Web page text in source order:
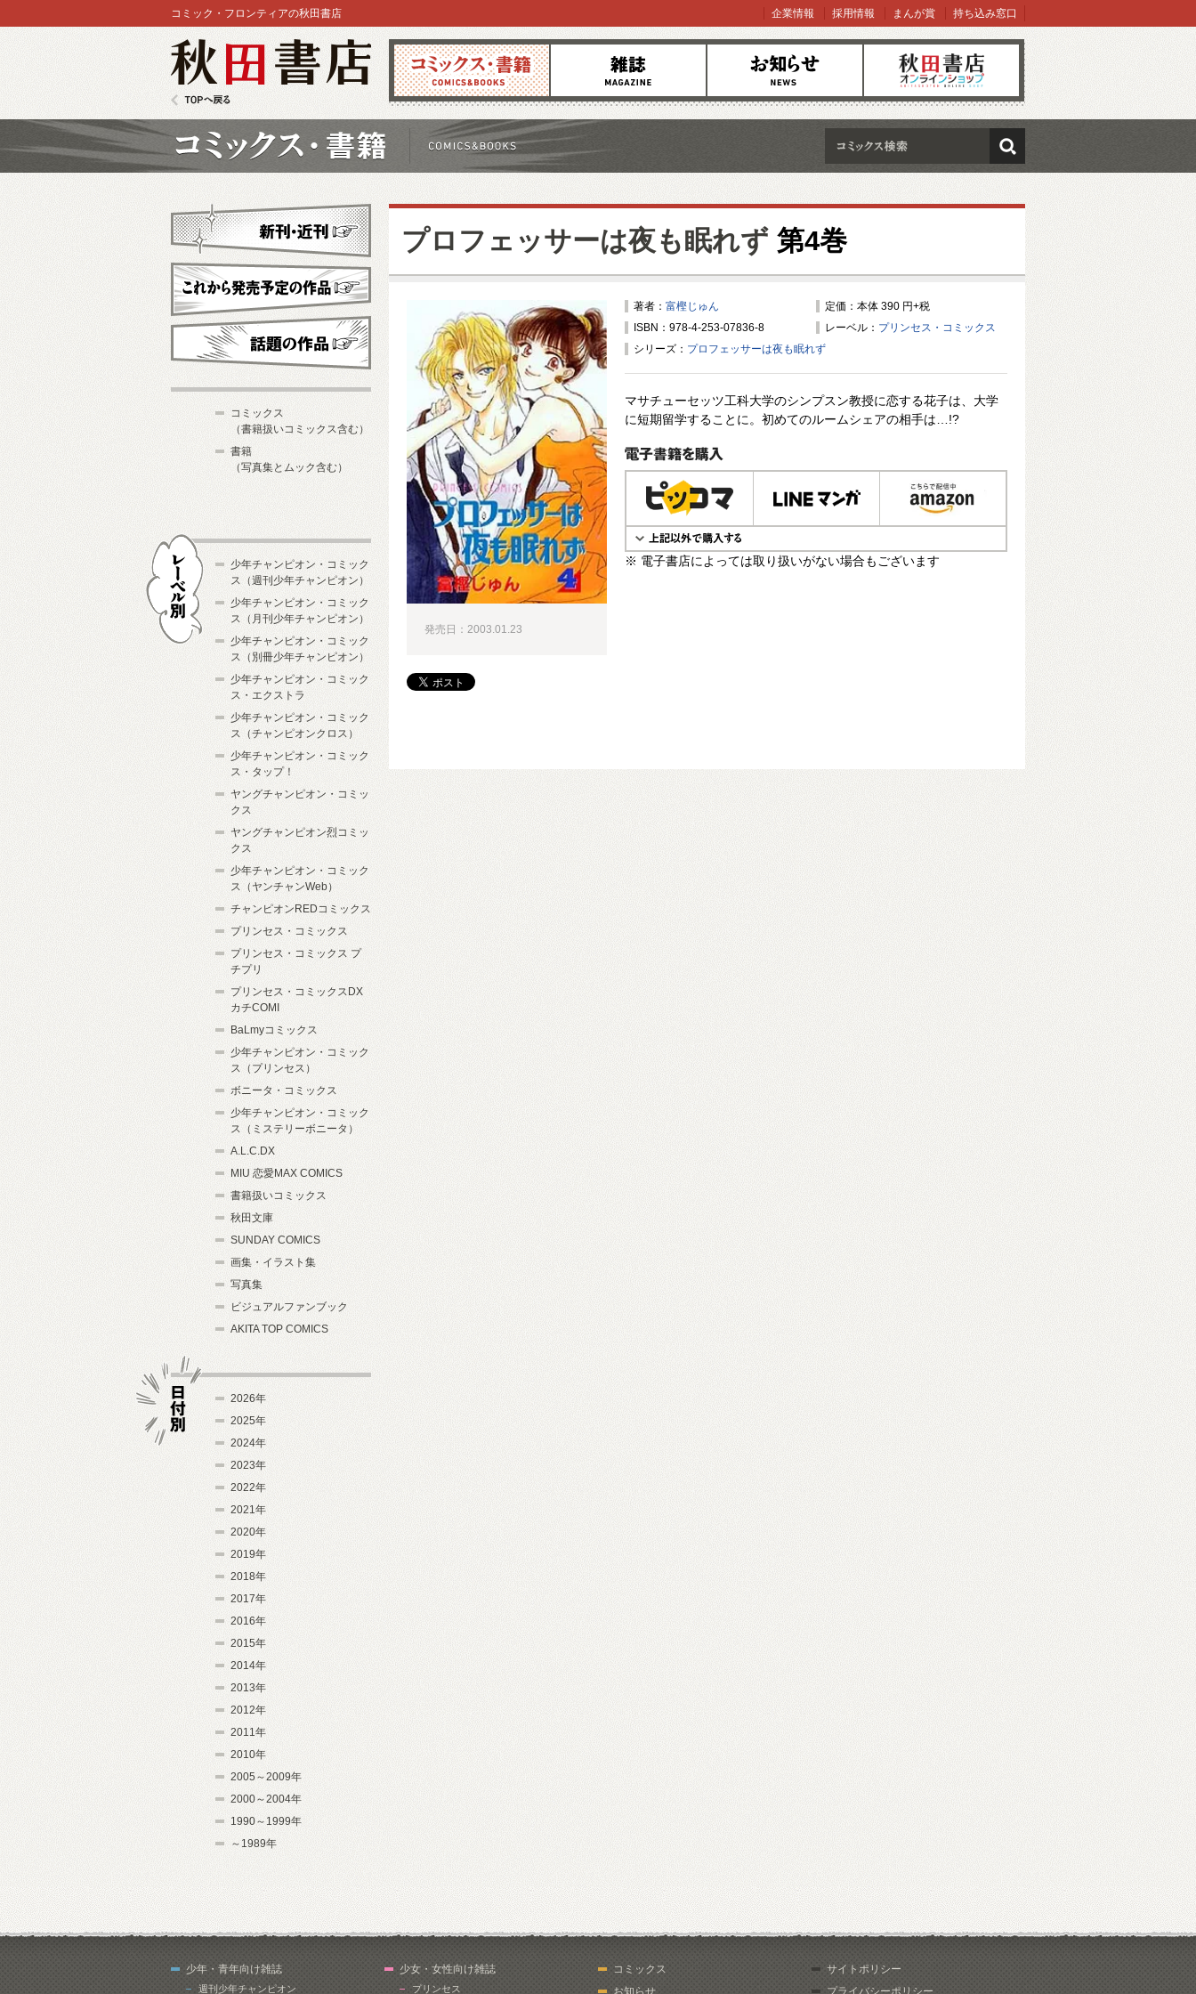
コミックス 雑誌 お知らせ オンラインショップ
コミック・フロンティアの秋田書店 企業情報 採用情報 まんが賞 持ち込み窓口
検索
プロフェッサーは夜も眠れず 第4巻
著者： 富樫じゅん
定価：本体 390 円+税
ISBN：978-4-253-07836-8
レーベル： プリンセス・コミックス
シリーズ： プロフェッサーは夜も眠れず
マサチューセッツ工科大学のシンプスン教授に恋する花子は、大学
に短期留学することに。初めてのルームシェアの相手は…!?
電子書籍で購入
※ 電子書店によっては取り扱いがない場合もございます
発売日：2003.01.23
新刊・近刊
これから発売予定
コミックス
（書籍扱いコミックス含む）
書籍
（写真集とムック含む）
少年チャンピオン・コミック
ス（週刊少年チャンピオン）
少年チャンピオン・コミック
ス（月刊少年チャンピオン）
少年チャンピオン・コミック
ス（別冊少年チャンピオン）
少年チャンピオン・コミック
ス・エクストラ
少年チャンピオン・コミック
ス（チャンピオンクロス）
少年チャンピオン・コミック
ス・タップ！
ヤングチャンピオン・コミッ
クス
ヤングチャンピオン烈コミッ
クス
少年チャンピオン・コミック
ス（ヤンチャンWeb）
チャンピオンREDコミックス
プリンセス・コミックス
プリンセス・コミックス プ
チプリ
プリンセス・コミックスDX
カチCOMI
BaLmyコミックス
少年チャンピオン・コミック
ス（プリンセス）
ボニータ・コミックス
少年チャンピオン・コミック
ス（ミステリーボニータ）
A.L.C.DX
MIU 恋愛MAX COMICS
書籍扱いコミックス
秋田文庫
SUNDAY COMICS
画集・イラスト集
写真集
ビジュアルファンブック
AKITA TOP COMICS
2026年
2025年
2024年
2023年
2022年
2021年
2020年
2019年
2018年
2017年
2016年
2015年
2014年
2013年
2012年
2011年
2010年
2005～2009年
2000～2004年
1990～1999年
～1989年
少年・青年向け雑誌
週刊少年チャンピオン
少女・女性向け雑誌
プリンセス
コミックス
お知らせ
サイトポリシー
プライバシーポリシー